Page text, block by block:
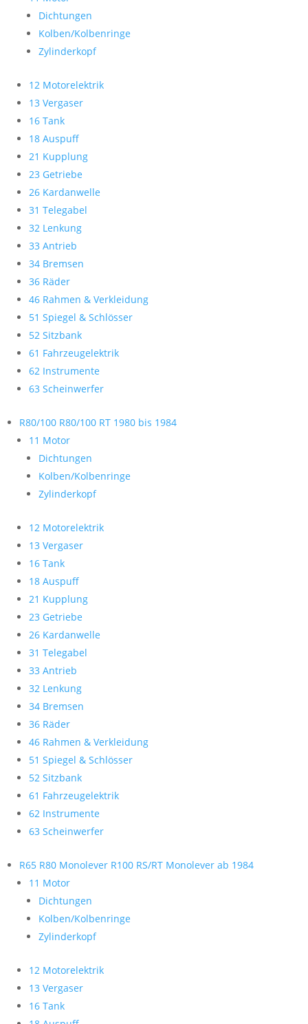
Dichtungen
Kolben/Kolbenringe
Zylinderkopf
12 Motorelektrik
13 Vergaser
16 Tank
18 Auspuff
21 Kupplung
23 Getriebe
26 Kardanwelle
31 Telegabel
32 Lenkung
33 Antrieb
34 Bremsen
36 Räder
46 Rahmen & Verkleidung
51 Spiegel & Schlösser
52 Sitzbank
61 Fahrzeugelektrik
62 Instrumente
63 Scheinwerfer
R80/100 R80/100 RT 1980 bis 1984
11 Motor
Dichtungen
Kolben/Kolbenringe
Zylinderkopf
12 Motorelektrik
13 Vergaser
16 Tank
18 Auspuff
21 Kupplung
23 Getriebe
26 Kardanwelle
31 Telegabel
33 Antrieb
32 Lenkung
34 Bremsen
36 Räder
46 Rahmen & Verkleidung
51 Spiegel & Schlösser
52 Sitzbank
61 Fahrzeugelektrik
62 Instrumente
63 Scheinwerfer
R65 R80 Monolever R100 RS/RT Monolever ab 1984
11 Motor
Dichtungen
Kolben/Kolbenringe
Zylinderkopf
12 Motorelektrik
13 Vergaser
16 Tank